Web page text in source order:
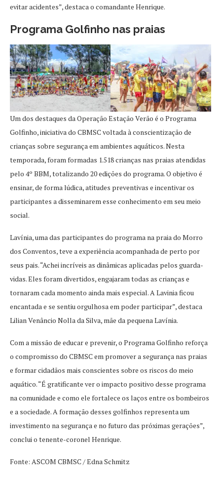
evitar acidentes”, destaca o comandante Henrique.
Programa Golfinho nas praias
Um dos destaques da Operação Estação Verão é o Programa
Golfinho, iniciativa do CBMSC voltada à conscientização de
crianças sobre segurança em ambientes aquáticos. Nesta
temporada, foram formadas 1.518 crianças nas praias atendidas
pelo 4º BBM, totalizando 20 edições do programa. O objetivo é
ensinar, de forma lúdica, atitudes preventivas e incentivar os
participantes a disseminarem esse conhecimento em seu meio
social.
Lavínia, uma das participantes do programa na praia do Morro
dos Conventos, teve a experiência acompanhada de perto por
seus pais. “Achei incríveis as dinâmicas aplicadas pelos guarda-
vidas. Eles foram divertidos, engajaram todas as crianças e
tornaram cada momento ainda mais especial. A Lavinia ficou
encantada e se sentiu orgulhosa em poder participar”, destaca
Lilian Venâncio Nolla da Silva, mãe da pequena Lavínia.
Com a missão de educar e prevenir, o Programa Golfinho reforça
o compromisso do CBMSC em promover a segurança nas praias
e formar cidadãos mais conscientes sobre os riscos do meio
aquático. “É gratificante ver o impacto positivo desse programa
na comunidade e como ele fortalece os laços entre os bombeiros
e a sociedade. A formação desses golfinhos representa um
investimento na segurança e no futuro das próximas gerações”,
conclui o tenente-coronel Henrique.
Fonte: ASCOM CBMSC / Edna Schmitz